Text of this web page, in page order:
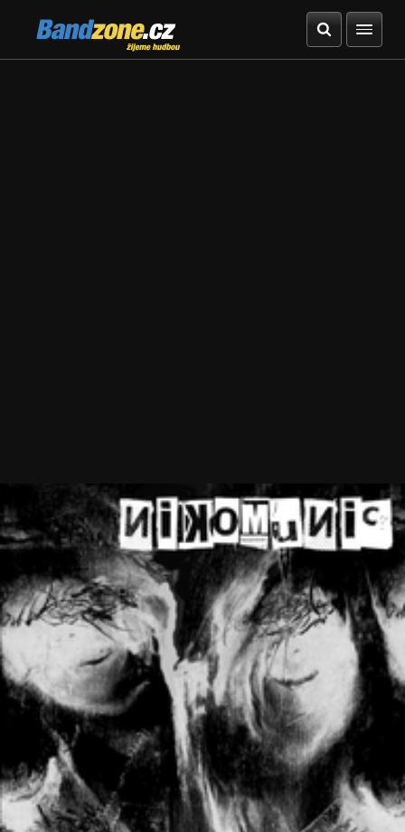
Bandzone.cz
žijeme hudbou